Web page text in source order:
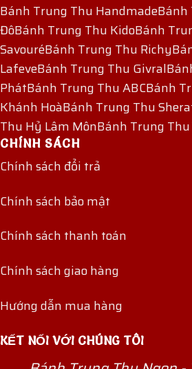
Bánh Trung Thu HandmadeBánh
ĐôBánh Trung Thu KidoBánh
SavouréBánh Trung Thu Richy
LafeveBánh Trung Thu Givral
PhátBánh Trung Thu ABCBánh
Khánh HoàBánh Trung Thu
Thu Hỷ Lâm MônBánh Trung
CHÍNH SÁCH
Chính sách đổi trả
Chính sách bảo mật
Chính sách thanh toán
Chính sách giao hàng
Hướng dẫn mua hàng
KẾT NỐI VỚI CHÚNG TÔI